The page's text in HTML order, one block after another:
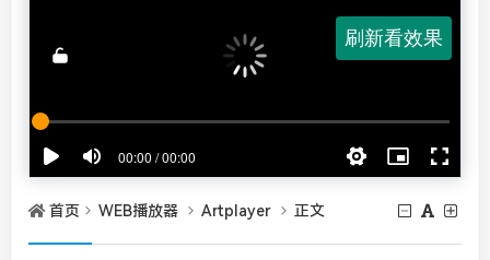
首页 WEB播放器 Artplayer 正文